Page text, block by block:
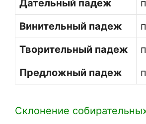
Дательный падеж
Винительный падеж
Творительный падеж
Предложный падеж
Склонение